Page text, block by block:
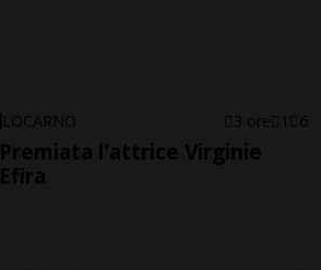
LOCARNO 3 ore 1 6
Premiata l'attrice Virginie
Efira